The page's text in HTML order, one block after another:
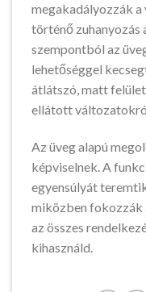
megakadályozzák
történő zuhanyozás
szempontból az
lehetőséggel
átlátszó, matt
ellátott
Az üveg alapú
képviselnek. A
egyensúlyát
miközben fokozzák
az összes
kihasználd.